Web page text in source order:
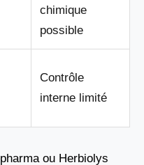
chimique
possible
Contrôle
interne limité
ou Herbiolys